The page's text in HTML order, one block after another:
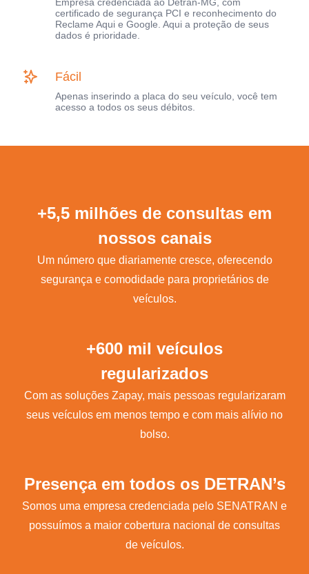
Empresa credenciada ao Detran-MG, com
certificado de segurança PCI e reconhecimento do
Reclame Aqui e Google. Aqui a proteção de seus
dados é prioridade.
Fácil
Apenas inserindo a placa do seu veículo, você tem
acesso a todos os seus débitos.
+5,5 milhões de consultas em
nossos canais
Um número que diariamente cresce, oferecendo
segurança e comodidade para proprietários de
veículos.
+600 mil veículos
regularizados
Com as soluções Zapay, mais pessoas regularizaram
seus veículos em menos tempo e com mais alívio no
bolso.
Presença em todos os DETRAN’s
Somos uma empresa credenciada pelo SENATRAN e
possuímos a maior cobertura nacional de consultas
de veículos.